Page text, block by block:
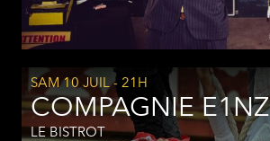
SAM 10 JUIL- 21H
COMPAGNIE E1NZ
LE BISTROT